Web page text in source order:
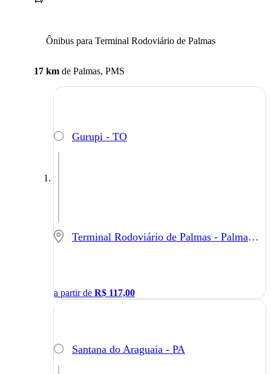
Ônibus para Terminal Rodoviário de Palmas
17 km de Palmas, PMS
Gurupi - TO
Terminal Rodoviário de Palmas - Palmas - TO
a partir de R$ 117,00
Santana do Araguaia - PA